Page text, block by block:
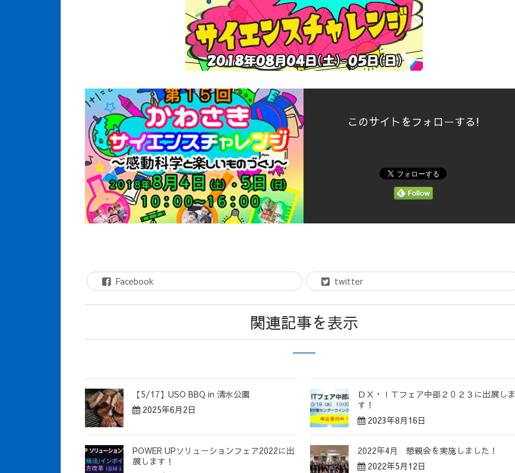
このサイトをフォローする!
Facebook twitter
関連記事を表示
【5/17】USO BBQ in 清水公園
2025年6月2日
ＤＸ・ＩＴフェア中部２０２３に出展しま
す！
2023年8月16日
POWER UPソリューションフェア2022に出
展します！
2022年4月 懇親会を実施しました！
2022年5月12日